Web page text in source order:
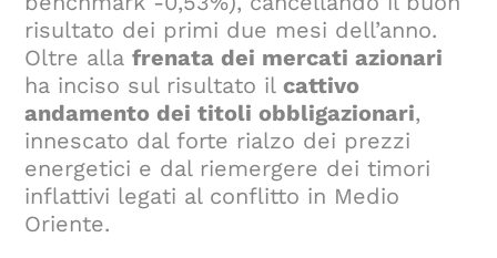
risultato dei primi due mesi dell’anno.
Oltre allafrenata dei mercati azionari
ha inciso sul risultato ilcattivo
andamento dei titoli obbligazionari,
innescato dal forte rialzo dei prezzi
energetici e dal riemergere dei timori
inflattivi legati al conflitto in Medio
Oriente.